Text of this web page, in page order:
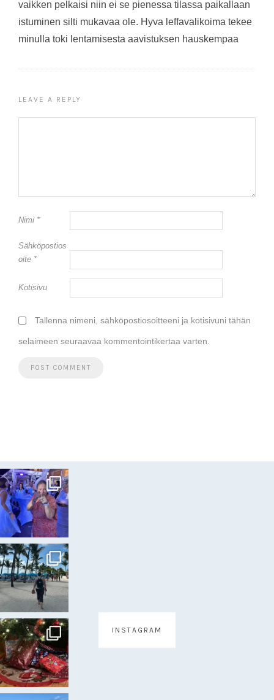
vaikken pelkaisi niin ei se pienessa tilassa paikallaan
istuminen silti mukavaa ole. Hyva leffavalikoima tekee
minulla toki lentamisesta aavistuksen hauskempaa
LEAVE A REPLY
Nimi *
Sähköpostios
oite *
Kotisivu
Tallenna nimeni, sähköpostiosoitteeni ja kotisivuni tähän
selaimeen seuraavaa kommentointikertaa varten.
INSTAGRAM